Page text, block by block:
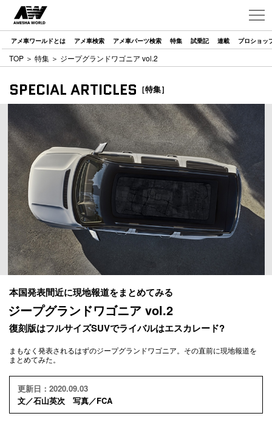
アメ車ワールドとは アメ車検索 アメ車パーツ検索 特集 試乗記 連載 プロショッ
TOP ＞ 特集 ＞ ジープグランドワゴニア vol.2
SPECIAL ARTICLES ［特集］
本国発表間近に現地報道をまとめてみる
ジープグランドワゴニア vol.2
復刻版はフルサイズSUVでライバルはエスカレード?
まもなく発表されるはずのジープグランドワゴニア。その直前に現地報道を
まとめてみた。
更新日：2020.09.03
文／石山英次 写真／FCA